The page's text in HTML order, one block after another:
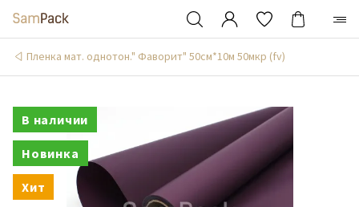
Пленка мат. однотон." Фаворит" 50см*10м 50мкр (fv)
В наличии
Новинка
Хит